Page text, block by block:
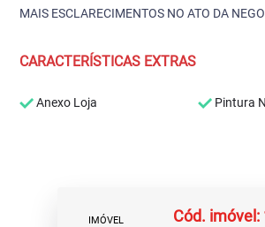
MAIS ESCLARECIMENTOS NO ATO DA
CARACTERÍSTICAS EXTRAS
Anexo Loja Pintura
IMÓVEL Cód. imóvel: